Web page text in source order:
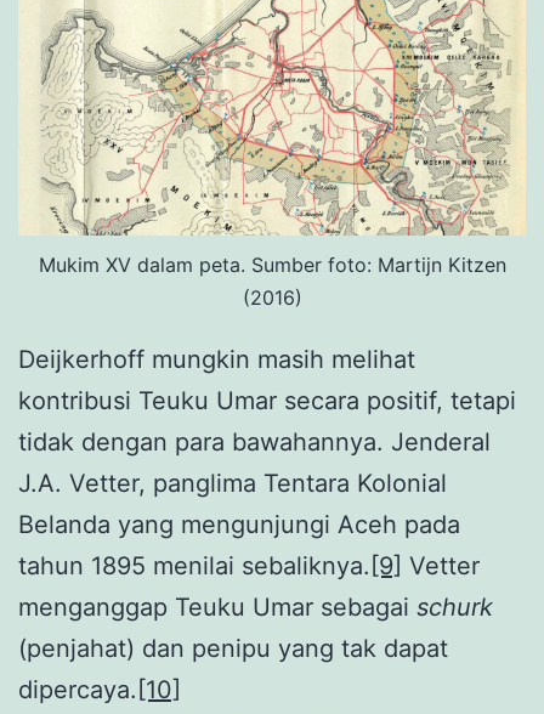
Mukim XV dalam peta. Sumber foto: Martijn Kitzen
(2016)
Deijkerhoff mungkin masih melihat
kontribusi Teuku Umar secara positif, tetapi
tidak dengan para bawahannya. Jenderal
J.A. Vetter, panglima Tentara Kolonial
Belanda yang mengunjungi Aceh pada
tahun 1895 menilai sebaliknya. [9] Vetter
menganggap Teuku Umar sebagai schurk
(penjahat) dan penipu yang tak dapat
dipercaya. [10]